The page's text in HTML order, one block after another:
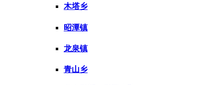
木塔乡
昭潭镇
龙泉镇
青山乡